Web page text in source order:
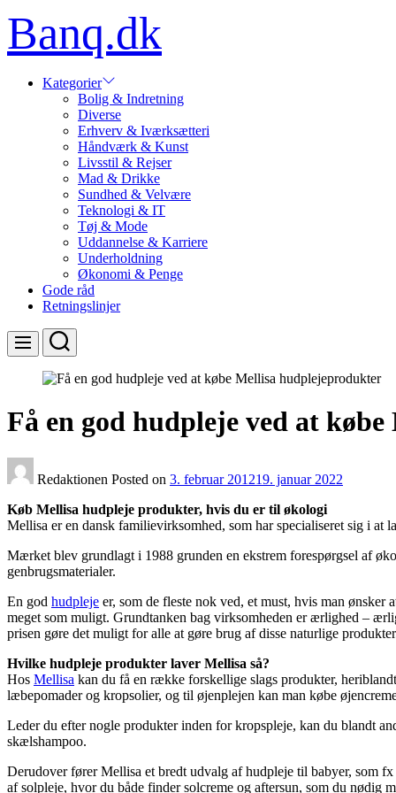
to
content
Banq.dk
Kategorier
Bolig & Indretning
Diverse
Erhverv & Iværksætteri
Håndværk & Kunst
Livsstil & Rejser
Mad & Drikke
Sundhed & Velvære
Teknologi & IT
Tøj & Mode
Uddannelse & Karriere
Underholdning
Økonomi & Penge
Gode råd
Retningslinjer
Menu Search
Få en god hudpleje ved at
Redaktionen Posted on 3. februar 201219. januar 2022
Køb Mellisa hudpleje produkter, hvis du er til økologi
Mellisa er en dansk familievirksomhed, som har specialiseret sig i
Mærket blev grundlagt i 1988 grunden en ekstrem forespørgsel af
genbrugsmaterialer.
En god hudpleje er, som de fleste nok ved, et must, hvis man ønsker
meget som muligt. Grundtanken bag virksomheden er ærlighed –
prisen gøre det muligt for alle at gøre brug af disse naturlige
Hvilke hudpleje produkter laver Mellisa så?
Hos Mellisa kan du få en række forskellige slags produkter,
læbepomader og kropsolier, og til øjenplejen kan man købe
Leder du efter nogle produkter inden for kropspleje, kan du blandt
skælshampoo.
Derudover fører Mellisa et bredt udvalg af hudpleje til babyer, som
af solpleje, hvor du både finder solcreme og aftersun, som du nødig